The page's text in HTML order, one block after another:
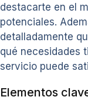
destacarte en el
potenciales.
detalladamente
qué necesidades
servicio puede
Elementos